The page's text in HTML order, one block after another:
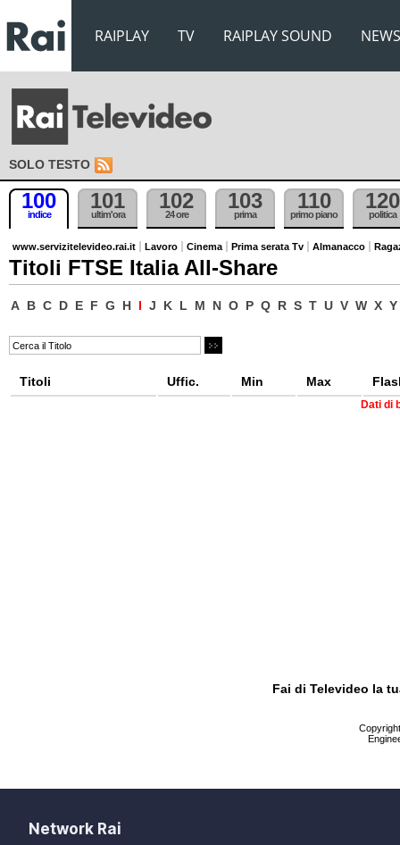
RAIPLAY TV RAIPLAY SOUND NEWS
SOLO TESTO
100
indice
101
ultim'ora
102
24 ore
103
prima
110
primo piano
120
politica
www.servizitelevideo.rai.it Lavoro Cinema Prima serata Tv Almanacco
Titoli FTSE Italia All-Share
A B C D E F G H I J K L M N O P Q R S T U V W X Y
Titoli Uffic. Min Max
Dati di
Fai di Televideo la